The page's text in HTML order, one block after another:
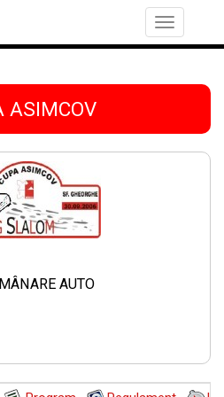
Toggle
navigation
ASIMCOV
AUTO